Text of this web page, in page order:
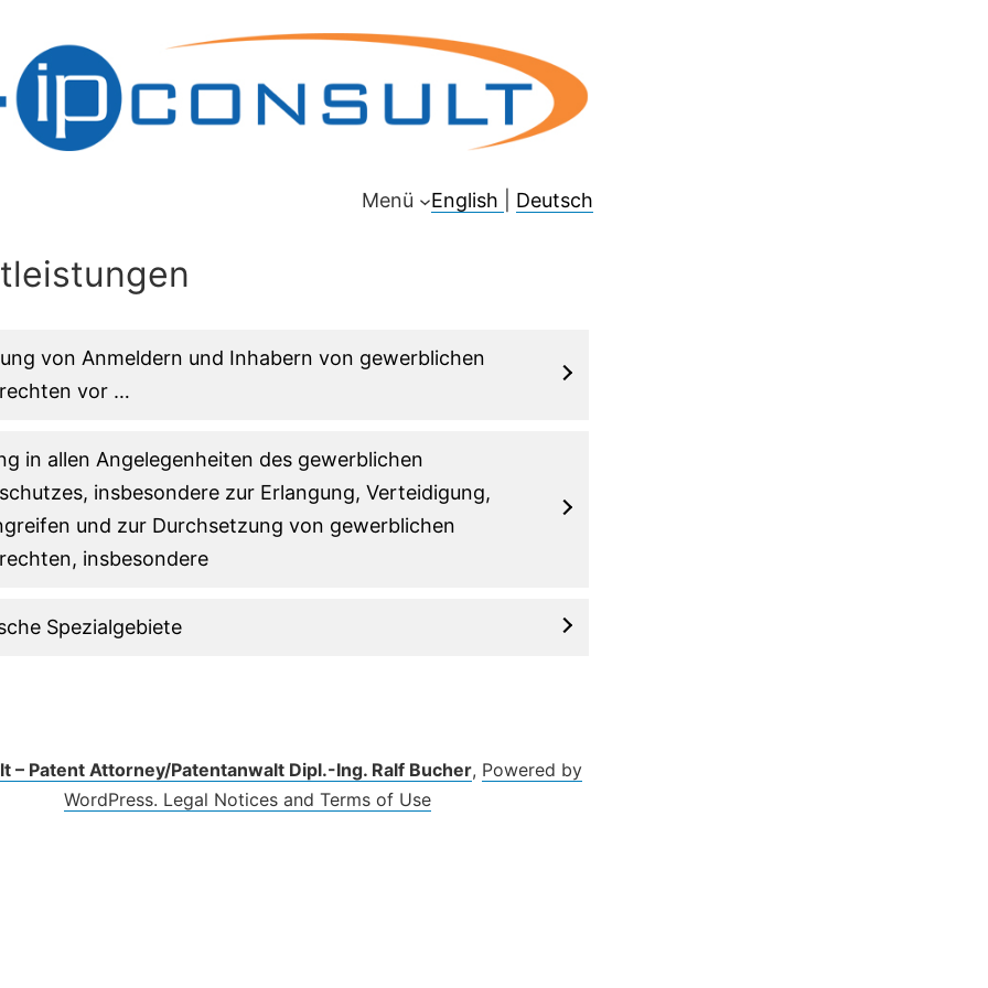
Menü English Deutsch
von Anmeldern und Inhabern von gewerblichen
vor …
in allen Angelegenheiten des gewerblichen
insbesondere zur Erlangung, Verteidigung,
und zur Durchsetzung von gewerblichen
insbesondere
Spezialgebiete
– Patent Attorney/Patentanwalt Dipl.-Ing. Ralf Bucher, Powered by
WordPress. Legal Notices and Terms of Use